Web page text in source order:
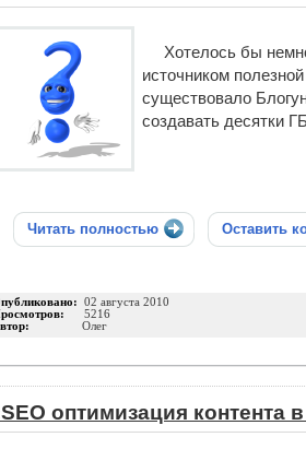
Хотелось бы
источником
существовало
создавать десятки
Читать полностью Оставить
02 августа 2010
5216
Олег
оптимизация контента